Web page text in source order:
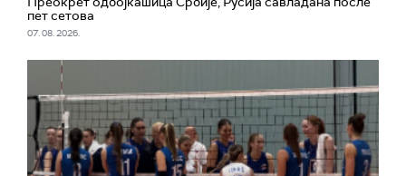
пет сетова
07. 08. 2026.